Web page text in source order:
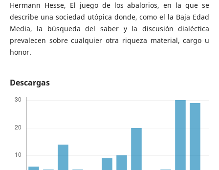
Hermann Hesse, El juego de los abalorios, en la que se
describe una sociedad utópica donde, como el la Baja Edad
Media, la búsqueda del saber y la discusión dialéctica
prevalecen sobre cualquier otra riqueza material, cargo u
honor.
Descargas